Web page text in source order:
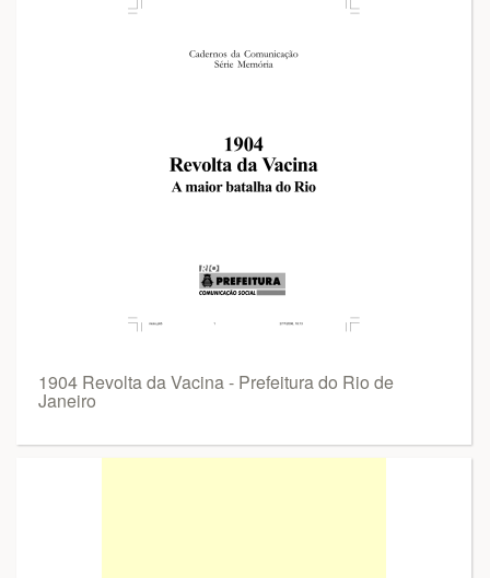
1904 Revolta da Vacina - Prefeitura do Rio de
Janeiro